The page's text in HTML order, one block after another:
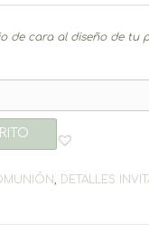
de cara al diseño de tu
DETALLES